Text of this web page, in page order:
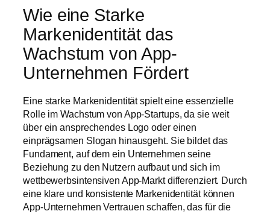
Wie eine Starke
Markenidentität das
Wachstum von App-
Unternehmen Fördert
Eine starke Markenidentität spielt eine essenzielle
Rolle im Wachstum von App-Startups, da sie weit
über ein ansprechendes Logo oder einen
einprägsamen Slogan hinausgeht. Sie bildet das
Fundament, auf dem ein Unternehmen seine
Beziehung zu den Nutzern aufbaut und sich im
wettbewerbsintensiven App-Markt differenziert. Durch
eine klare und konsistente Markenidentität können
App-Unternehmen Vertrauen schaffen, das für die